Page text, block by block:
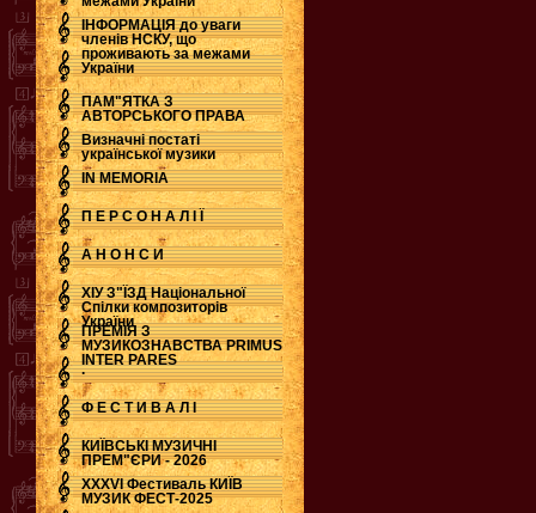
ІНФОРМАЦІЯ до уваги
членів НСКУ, що
проживають за межами
України
ПАМ"ЯТКА З
АВТОРСЬКОГО ПРАВА
Визначні постаті
української музики
IN MEMORIA
П Е Р С О Н А Л І Ї
А Н О Н С И
ХІУ З"ЇЗД Національної
Спілки композиторів
України
ПРЕМІЯ З
МУЗИКОЗНАВСТВА PRIMUS
INTER PARES
.
Ф Е С Т И В А Л І
КИЇВСЬКІ МУЗИЧНІ
ПРЕМ"ЄРИ - 2026
ХХХVI Фестиваль КИЇВ
МУЗИК ФЕСТ-2025